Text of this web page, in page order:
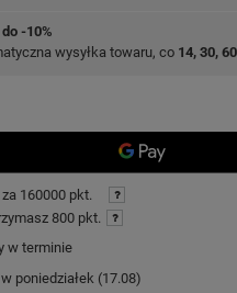
do -10%
wysyłka towaru, co 14, 30,
160000 pkt.
800 pkt.
w terminie
w poniedziałek (17.08)